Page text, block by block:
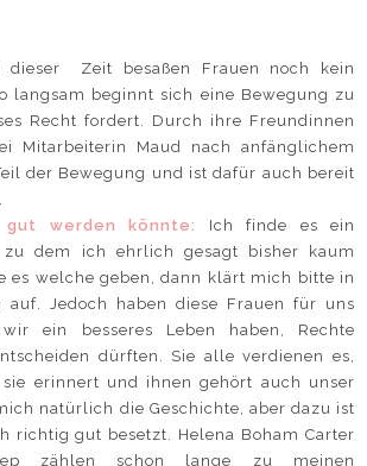
dieser Zeit besaßen Frauen noch kein
langsam beginnt sich eine Bewegung zu
Recht fordert. Durch ihre Freundinnen
Mitarbeiterin Maud nach anfänglichem
der Bewegung und ist dafür auch bereit
gut werden könnte:
Ich finde es ein
zu dem ich ehrlich gesagt bisher kaum
es welche geben, dann klärt mich bitte in
auf. Jedoch haben diese Frauen für uns
ein besseres Leben haben, Rechte
dürften. Sie alle verdienen es,
erinnert und ihnen gehört auch unser
natürlich die Geschichte, aber dazu ist
richtig gut besetzt. Helena Boham Carter
zählen schon lange zu meinen